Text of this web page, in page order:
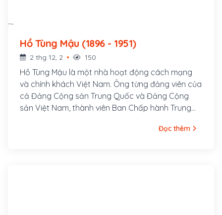
Hồ Tùng Mậu (1896 - 1951)
2 thg 12, 2 150
Hồ Tùng Mậu là một nhà hoạt động cách mạng
và chính khách Việt Nam. Ông từng đảng viên của
cả Đảng Cộng sản Trung Quốc và Đảng Cộng
sản Việt Nam, thành viên Ban Chấp hành Trung
Ban Thanh tra Chính phủ. Ông tên thật là Hồ Bá
Đọc thêm